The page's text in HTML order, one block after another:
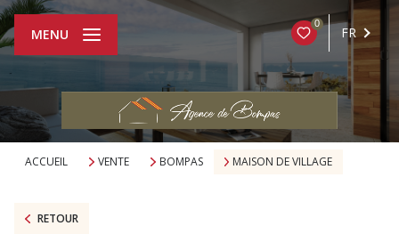
0
FR
MENU
ACCUEIL VENTE BOMPAS MAISON DE VILLAGE
RETOUR